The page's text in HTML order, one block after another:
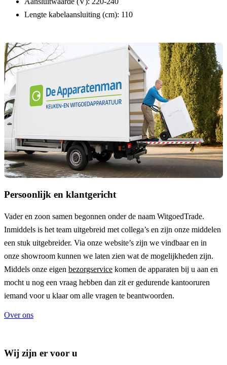
Lengte kabelaansluiting (cm): 110
Persoonlijk en klantgericht
Vader en zoon samen begonnen onder de naam WitgoedTrade
Inmiddels is het team uitgebreid met collega’s en zijn onze middelen
een stuk uitgebreider. Via onze website’s zijn we vindbaar en in
onze showroom kunnen we laten zien wat de mogelijkheden zijn.
Middels onze eigen bezorgservice komen de apparaten bij u aan en
mocht u nog een vraag hebben dan zit er gedurende kantooruren
iemand voor u klaar om alle vragen te beantwoorden.
Over ons
Wij zijn er voor u